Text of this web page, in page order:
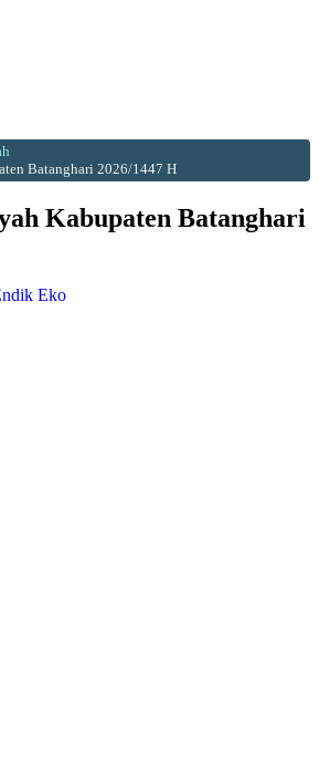
Batanghari 2026/1447 H
Kabupaten Batanghari
Eko